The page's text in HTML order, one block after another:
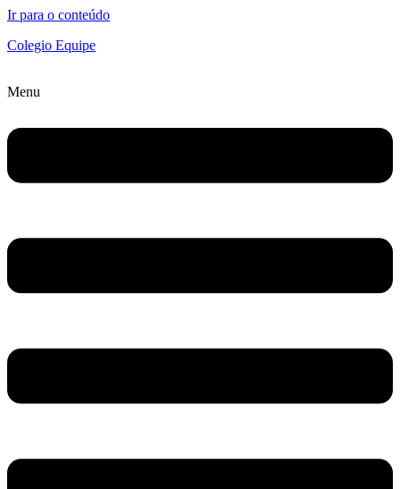
Ir para o conteúdo
Colegio Equipe
Menu